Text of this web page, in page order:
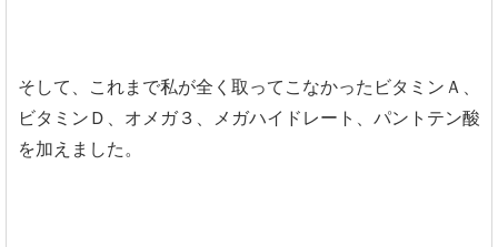
そして、これまで私が全く取ってこなかったビタミンＡ、
ビタミンＤ、オメガ３、メガハイドレート、パントテン酸
を加えました。